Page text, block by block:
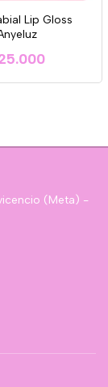
Lip Gloss
(Meta) -